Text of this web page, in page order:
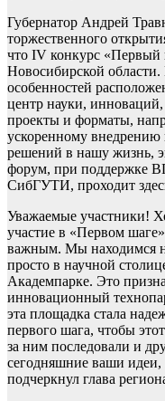
Губернатор Андрей
торжественного
что IV конкурс «Первый
Новосибирской области.
особенностей
центр науки,
проекты и форматы,
ускоренному
решений в нашу жизнь,
форум, при поддержке
СибГУТИ, проходит
Уважаемые участники!
участие в «Первом
важным. Мы находимся
просто в научной
Академпарке. Это
инновационный
эта площадка стала
первого шага, чтобы
за ним последовали и
сегодняшние ваши идеи,
подчеркнул глава